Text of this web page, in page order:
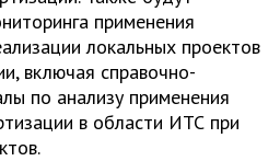
применения
локальных проектов
включая справочно-
по анализу применения
в области ИТС при